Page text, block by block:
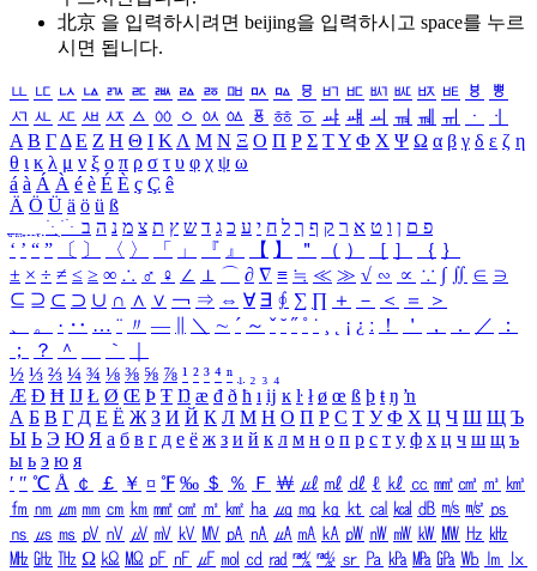
北京 을 입력하시려면 beijing을 입력하시고 space를 누르
시면 됩니다.
ㅥ ㅦ ㅧ ㅨ ㅩ ㅪ ㅫ ㅬ ㅭ ㅮ ㅯ ㅰ ㅱ ㅲ ㅳ ㅴ ㅵ ㅶ ㅷ ㅸ
ㅹ
ㅺ ㅻ ㅼ ㅽ ㅾ ㅿ ㆀ ㆁ ㆂ ㆃ ㆄ ㆅ ㆆ ㆇ ㆈ ㆉ ㆊ ㆋ ㆌ ㆍ
ㆎ
Α Β ΓΔ Ε Ζ Η Θ Ι ΚΛ Μ Ν Ξ Ο Π Ρ Σ ΤΥ Φ Χ Ψ Ω α β γ δ ε ζ η
θ ι κ λ μ ν ξ ο π ρ σ τ υ φ χ ψ ω
á à Á À é è É È ç Ç ê
Ä Ö Ü ä ö ü ß
ִֶֹ ֻּ ׁׂ פ ם ן ו ט א ר ק ף ך ל ח י ע כ ג ד ש ץ ת צ מ נ ה ב
‘ ’ “ ” 〔 〕 〈 〉 「 」 『 』 【 】 ＂ （ ） ［ ］ ｛ ｝
± × ÷ ≠ ≤ ≥ ∞ ∴ ♂ ♀ ∠ ⊥ ⌒ ∂ ∇ ≡ ≒ ≪ ≫ √ ∽ ∝ ∵ ∫ ∬ ∈ ∋
⊆ ⊇ ⊂ ⊃ ∪ ∩ ∧ ∨ ￢ ⇒ ⇔ ∀ ∃ ∮ ∑ ∏ ＋ － ＜ ＝
＞
、
。 · ‥ … ¨ 〃 ― ＼ ∼ ´ ～ ˇ ˘ ˝ ˚ ˙ ¸ ¡ ¿ ː ！ ＇ ， ． ／
：
；
？ ＾ ｀
½ ⅓ ⅔ ¼ ¾ ⅛ ⅜ ⅝ ⅞ ¹ ² ³ ⁴ ⁿ ₁ ₂ ₃ ₄
Æ Ð Ħ Ĳ Ł Ø Œ Þ Ŧ Ŋ æ đ ð ħ ı ĳ ĸ ŀ ł ø œ ß þ ŧ ŋ ŉ
А Б В Г Д Е Ё Ж З И Й К Л М Н О П Р С Т У Ф Х Ц Ч Ш Щ Ъ
Ы Ь Э Ю Я а б в г д е ё ж з и й к л м н о п р с т у ф х ц ч ш щ ъ
ы ь э ю я
′ ″ ℃ Å ￠ ￡ ￥ ¤ ℉ ‰ ＄ ％ Ｆ ￦ ㎕ ㎖ ㎗ ℓ ㎘ ㏄ ㎣ ㎤ ㎥ ㎦
㎙ ㎚ ㎛ ㎜ ㎝ ㎞ ㎟ ㎠ ㎡ ㎢ ㏊ ㎍ ㎎ ㎏ ㏏ ㎈ ㎉ ㏈ ㎧ ㎨ ㎰
㎱ ㎲ ㎳ ㎴ ㎵ ㎶ ㎷ ㎸ ㎹ ㎀ ㎁ ㎂ ㎃ ㎄ ㎺ ㎻ ㎽ ㎾ ㎿ ㎐ ㎑
㎒ ㎓ ㎔ Ω ㏀ ㏁ ㎊ ㎋ ㎌ ㏖ ㏅ ㎭ ㎮ ㎯ ㏛ ㎩ ㎪ ㎫ ㎬ ㏝ ㏐
㏓